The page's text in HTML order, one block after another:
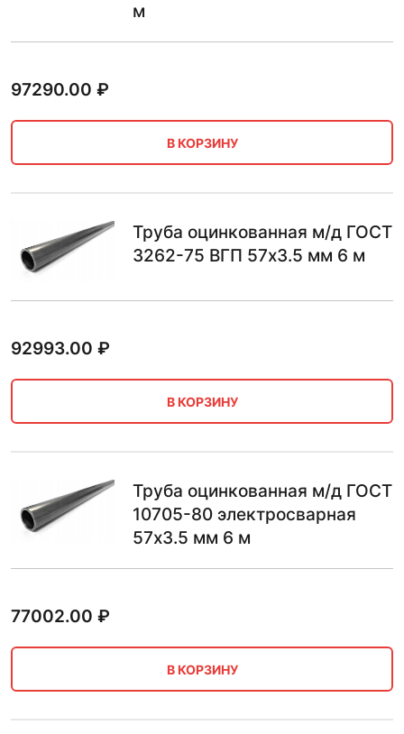
м
97290.00 ₽
В КОРЗИНУ
Труба оцинкованная м/д ГОСТ
3262-75 ВГП 57х3.5 мм 6 м
92993.00 ₽
В КОРЗИНУ
Труба оцинкованная м/д ГОСТ
10705-80 электросварная
57х3.5 мм 6 м
77002.00 ₽
В КОРЗИНУ